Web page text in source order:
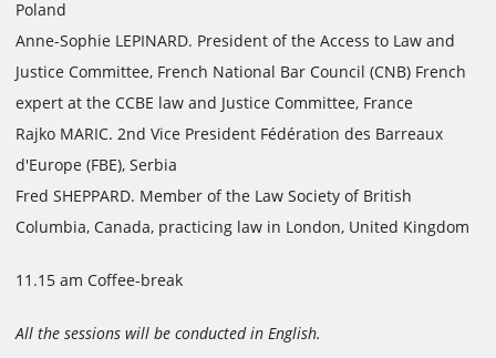
Poland
Anne-Sophie LEPINARD. President of the Access to Law and
Justice Committee, French National Bar Council (CNB) French
expert at the CCBE law and Justice Committee, France
Rajko MARIC. 2nd Vice President Fédération des Barreaux
d'Europe (FBE), Serbia
Fred SHEPPARD. Member of the Law Society of British
Columbia, Canada, practicing law in London, United Kingdom
11.15 am Coffee-break
All the sessions will be conducted in English.